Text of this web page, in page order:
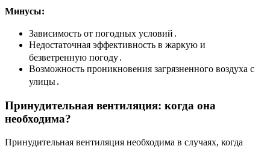
Минусы:
Зависимость от погодных условий․
Недостаточная эффективность в жаркую и
безветренную погоду․
Возможность проникновения загрязненного воздуха с
улицы․
Принудительная вентиляция: когда она
необходима?
Принудительная вентиляция необходима в случаях, когда